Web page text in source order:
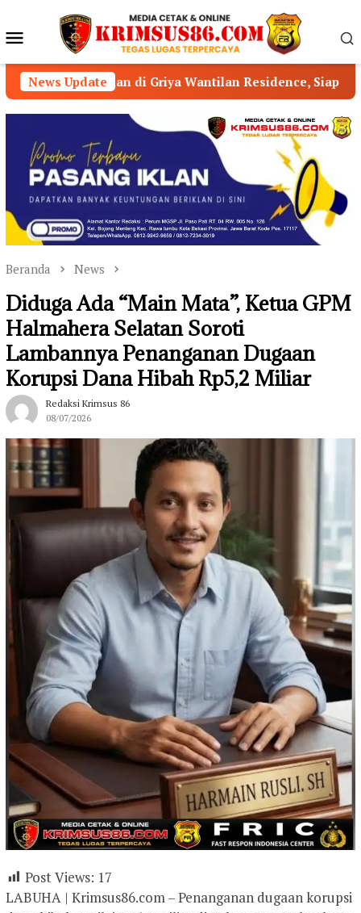
konten Menu
Mobile
News Update
Griya Wantilan Residence, Siap Berikan Layanan
Beranda News
Diduga Ada “Main Mata”, Ketua GPM
Halmahera Selatan Soroti
Lambannya Penanganan Dugaan
Korupsi Dana Hibah Rp5,2 Miliar
Redaksi Krimsus 86
08/07/2026
Post Views: 17
LABUHA | Krimsus86.com – Penanganan dugaan korupsi